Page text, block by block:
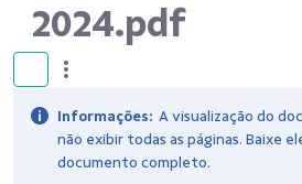
2024.pdf
Informações: A visualização do
não exibir todas as páginas. Baixe
documento completo.